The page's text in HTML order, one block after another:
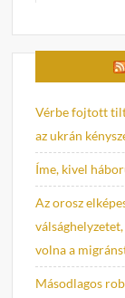
Vérbe fojtott
az ukrán
Íme, kivel
Az orosz
volna a
Másodlagos